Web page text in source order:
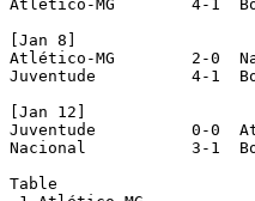
Atlético-MG        4-1
[Jan 8]
Atlético-MG        2-0
Juventude          4-1
[Jan 12]
Juventude          0-0
Nacional           3-1
Table